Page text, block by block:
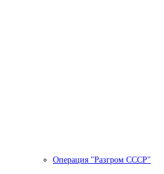
Операция "Разгром СССР"